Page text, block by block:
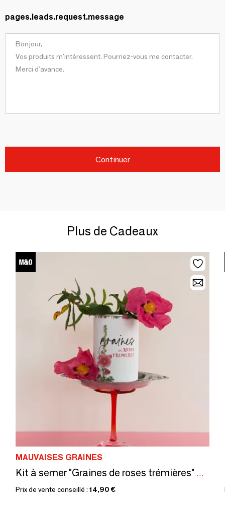
pages.leads.request.message
Continuer
Plus de Cadeaux
MAUVAISES GRAINES
Kit à semer "Graines de roses trémières" Fabriqué en France
Prix de vente conseillé : 14,90 €